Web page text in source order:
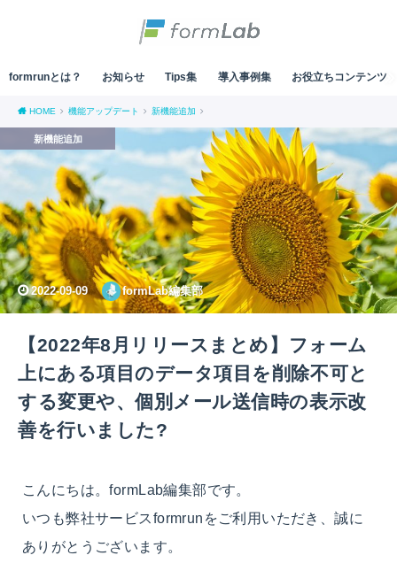
formrunとは？ お知らせ Tips集 導入事例集 お役立ちコンテンツ
HOME 機能アップデート 新機能追加
【2022年8月リリースまとめ】フォーム
上にある項目のデータ項目を削除不可と
する変更や、個別メール送信時の表示改
善を行いました?
2022-09-09 formLab編集部
新機能追加
こんにちは。formLab編集部です。
いつも弊社サービスformrunをご利用いただき、誠に
ありがとうございます。